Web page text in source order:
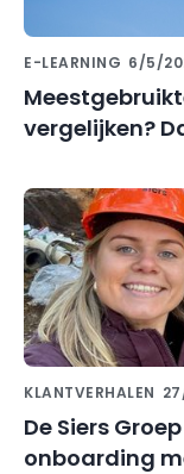
E-LEARNING 6/5/
vergelijken?
KLANTVERHALEN
De Siers
onboarding